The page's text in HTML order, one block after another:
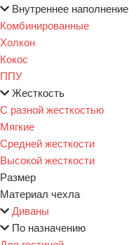
Внутреннее наполнение
Комбинированные
Холкон
Кокос
ППУ
Жесткость
С разной жесткостью
Мягкие
Средней жесткости
Высокой жесткости
Размер
Материал чехла
Диваны
По назначению